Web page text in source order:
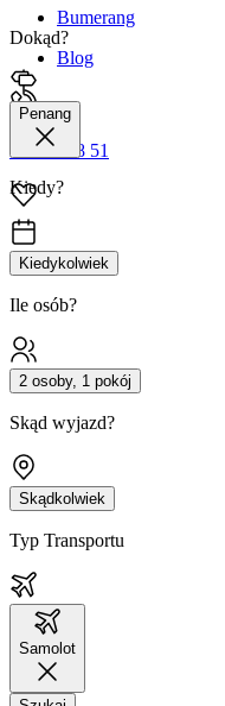
Bumerang
Blog
42 680 38 51
Dokąd?
Penang
Kiedy?
Kiedykolwiek
Ile osób?
2 osoby, 1 pokój
Skąd wyjazd?
Skądkolwiek
Typ Transportu
Samolot